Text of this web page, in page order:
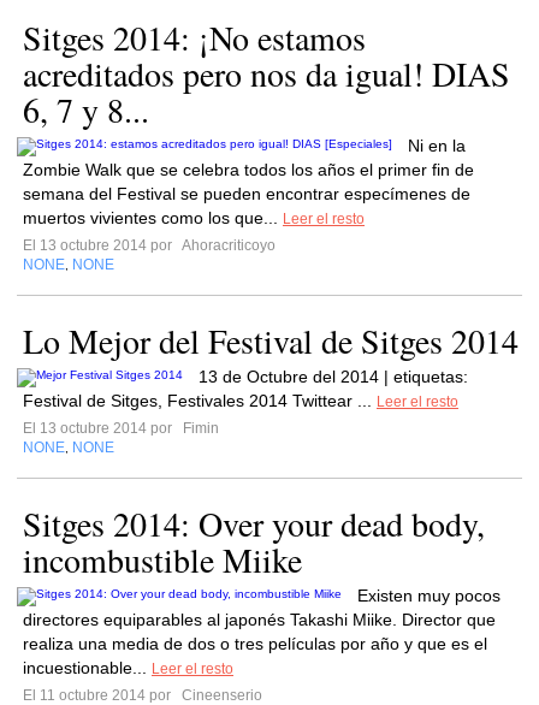
Sitges 2014: ¡No estamos
acreditados pero nos da igual! DIAS
6, 7 y 8...
Ni en la
Zombie Walk que se celebra todos los años el primer fin de
semana del Festival se pueden encontrar especímenes de
muertos vivientes como los que...
Leer el resto
El 13 octubre 2014 por Ahoracriticoyo
NONE NONE
Lo Mejor del Festival de Sitges 2014
13 de Octubre del 2014 | etiquetas:
Festival de Sitges, Festivales 2014 Twittear ...
Leer el resto
El 13 octubre 2014 por
Fimin
NONE NONE
Sitges 2014: Over your dead body,
incombustible Miike
Existen muy pocos
directores equiparables al japonés Takashi Miike. Director que
realiza una media de dos o tres películas por año y que es el
incuestionable...
Leer el resto
El 11 octubre 2014 por
Cineenserio